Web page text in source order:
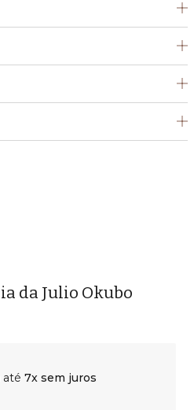
da Julio Okubo
até 7x sem juros